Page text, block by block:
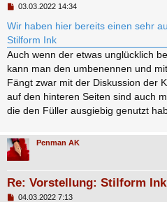
B
i
r
g
03.03.2022 14:34
Wir haben hier bereits einen sehr
Stilform Ink
Auch wenn der etwas unglücklich
kann man den umbenennen und
Fängt zwar mit der Diskussion der
auf den hinteren Seiten sind auch
die den Füller ausgiebig genutzt
Penman AK
Re: Vorstellung: Stilform
B04.03.2022 7:13